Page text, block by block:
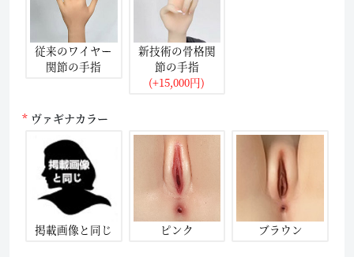
従来のワイヤー
関節の手指
新技術の骨格関
節の手指
(+15,000円)
ヴァギナカラー
掲載画像と同じ ピンク ブラウン